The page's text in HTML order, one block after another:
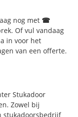
nog met ☎
Of vul vandaag
in voor het
van een offerte.
Stukadoor
Zowel bij
stukadoorsbedrijf